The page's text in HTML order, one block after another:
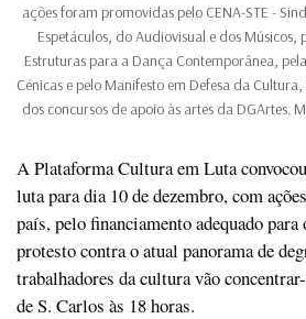
ações foram promovidas pelo CENA-STE -
Espetáculos, do Audiovisual e dos Músicos,
Estruturas para a Dança Contemporânea,
Cénicas e pelo Manifesto em Defesa da
dos concursos de apoio às artes da DGArtes.
A Plataforma Cultura em Luta
luta para dia 10 de dezembro, com
país, pelo financiamento adequado
protesto contra o atual panorama de
trabalhadores da cultura vão
de S. Carlos às 18 horas.